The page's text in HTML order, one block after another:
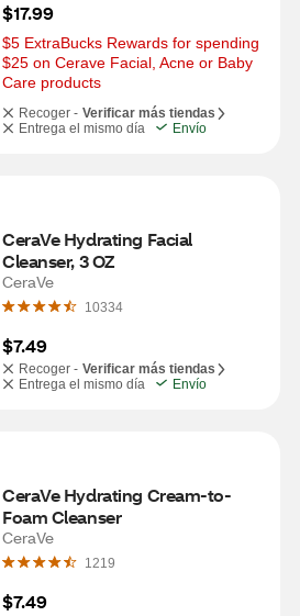
$17.99
$5 ExtraBucks Rewards for spending
$25 on Cerave Facial, Acne or Baby
Care products
Recoger - Verificar más tiendas
Entrega el mismo día
Envío
CeraVe Hydrating Facial
Cleanser, 3 OZ
CeraVe
10334
$7.49
Recoger - Verificar más tiendas
Entrega el mismo día
Envío
CeraVe Hydrating Cream-to-
Foam Cleanser
CeraVe
1219
$7.49